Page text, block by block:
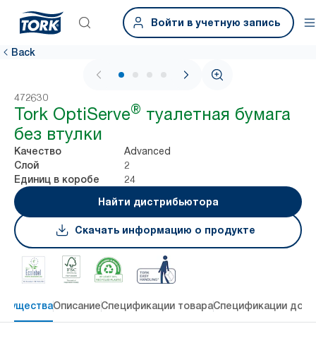
Войти в учетную запись
Back
1 / 4
472630
Tork OptiServe® туалетная бумага
без втулки
Качество Advanced
Слой 2
Единиц в коробе
24
Найти дистрибьютора
Скачать информацию о продукте
ОписаниеСпецификации товараСпецификации